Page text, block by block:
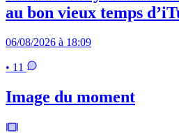
au bon vieux temps
06/08/2026 à 18:09
• 11
Image du moment